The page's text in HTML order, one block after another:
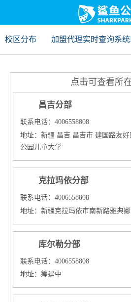
校区分布 加盟代理实时查询系统
点击可查看所
昌吉分部
联系电话：4006558808
地址：新疆 昌吉 昌吉市 建国路友
公园儿童大学
克拉玛依分部
联系电话：4006558808
地址：新疆克拉玛依市南新路雅典
库尔勒分部
联系电话：4006558808
地址：筹建中